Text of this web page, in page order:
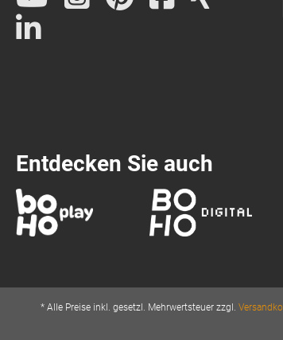
Entdecken Sie auch
* Alle Preise inkl. gesetzl. Mehrwertsteuer zzgl.